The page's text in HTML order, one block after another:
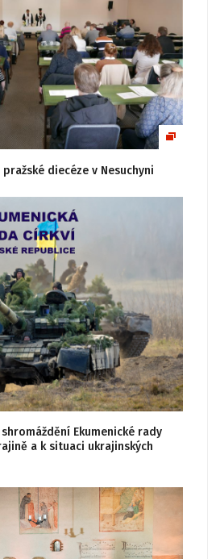
diecéze v Nesuchyni
Ekumenické rady
a k situaci ukrajinských